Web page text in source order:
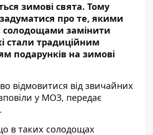
зимові свята. Тому
про те, якими
замінити
стали традиційним
подарунків на зимові
відмовитися від звичайних
у МОЗ, передає
.
в таких солодощах